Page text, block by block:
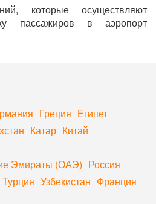
которые осуществляют
пассажиров в аэропорт
Греция Египет
Катар Китай
Эмираты (ОАЭ) Россия
Турция Узбекистан Франция